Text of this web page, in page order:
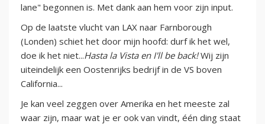
lane" begonnen is. Met dank aan hem voor zijn input.
Op de laatste vlucht van LAX naar Farnborough
(Londen) schiet het door mijn hoofd: durf ik het wel,
doe ik het niet...Hasta la Vista en I'll be back!Wij zijn
uiteindelijk een Oostenrijks bedrijf in de VS boven
California...
Je kan veel zeggen over Amerika en het meeste zal
waar zijn, maar wat je er ook van vindt, één ding staat